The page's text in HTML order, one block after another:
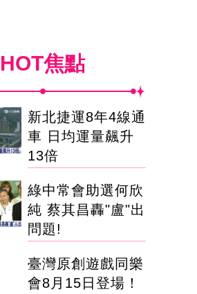
HOT焦點
新北捷運8年4線通
車 日均運量飆升
13倍
綠中常會助選何欣
純 蔡其昌轟"盧"出
問題!
臺灣原創遊戲同樂
會8月15日登場！